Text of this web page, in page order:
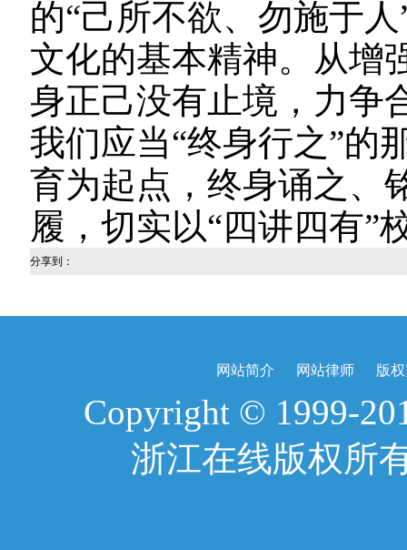
的“己所不欲、勿施于
文化的基本精神。从增
身正己没有止境，力争
我们应当“终身行之”的
育为起点，终身诵之、
履，切实以“四讲四有”
分享到：
网站简介 网站律师 版
Copyright © 1999-
浙江在线版权所